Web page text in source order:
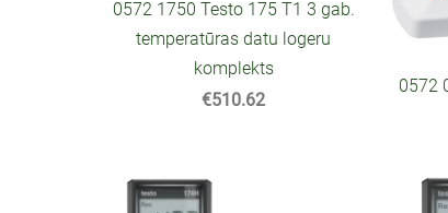
0572 1750 Testo 175 T1 3 gab.
temperatūras datu logeru
komplekts
€510.62
0572